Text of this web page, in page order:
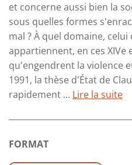
et concerne aussi bien la
sous quelles formes
mal ? À quel domaine,
appartiennent, en ces XIVe
qu'engendrent la violence
1991, la thèse d'État de
rapidement ... Lire la suite
FORMAT